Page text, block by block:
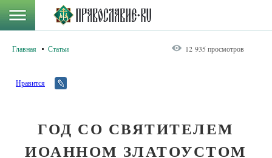
Главная Статьи 12 935 просмотров
Нравится
ГОД СО СВЯТИТЕЛЕМ
ИОАННОМ ЗЛАТОУСТОМ